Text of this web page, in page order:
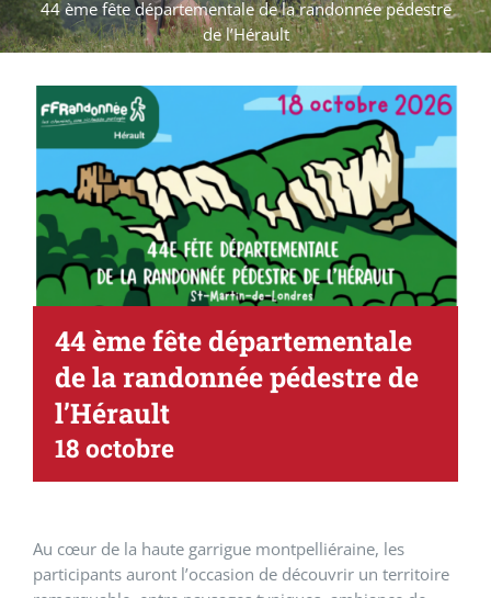
44 ème fête départementale de la randonnée pédestre
de l’Hérault
44 ème fête départementale
de la randonnée pédestre de
l’Hérault
18 octobre
Au cœur de la haute garrigue montpelliéraine, les
participants auront l’occasion de découvrir un territoire